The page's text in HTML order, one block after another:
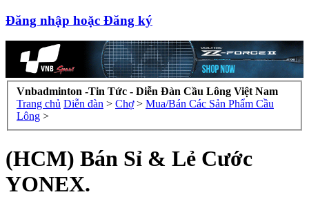
Đăng nhập hoặc Đăng ký
Vnbadminton -Tin Tức - Diễn Đàn Cầu Lông Việt Nam
Trang chủ Diễn đàn > Chợ > Mua/Bán Các Sản Phẩm Cầu
Lông >
(HCM) Bán Sỉ & Lẻ Cước
YONEX.